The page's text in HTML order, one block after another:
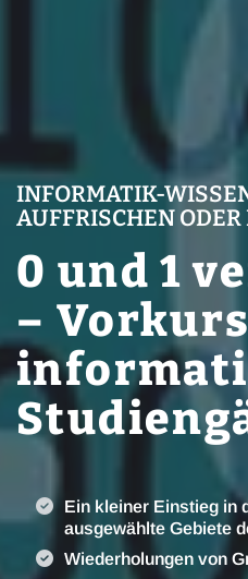
INFORMATIK-
AUFFRISCHEN
0 und 1
–
Ein kleiner Einstieg in
ausgewählte Gebiete
Wiederholungen von